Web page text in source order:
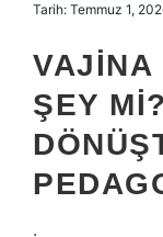
Tarih: Temmuz 1,
VAJINA
ŞEY